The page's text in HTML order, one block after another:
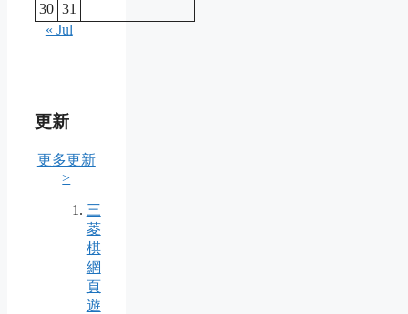
30 31
« Jul
更新
更多更新
>
三
菱
棋
網
頁
遊